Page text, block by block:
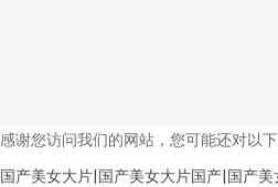
感谢您访问我们的网站，您可能还对以
国产美女大片|国产美女大片国产|国产